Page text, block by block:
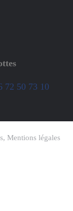
72 50 73 10
Mentions légales